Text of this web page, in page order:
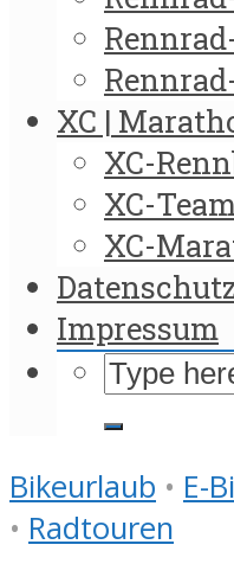
XC |
XC-
XC-
XC-
Impressum
Bikeurlaub • E-
• Radtouren